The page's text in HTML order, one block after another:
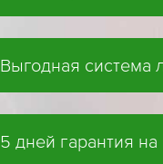
Выгодная система
5 дней гарантия